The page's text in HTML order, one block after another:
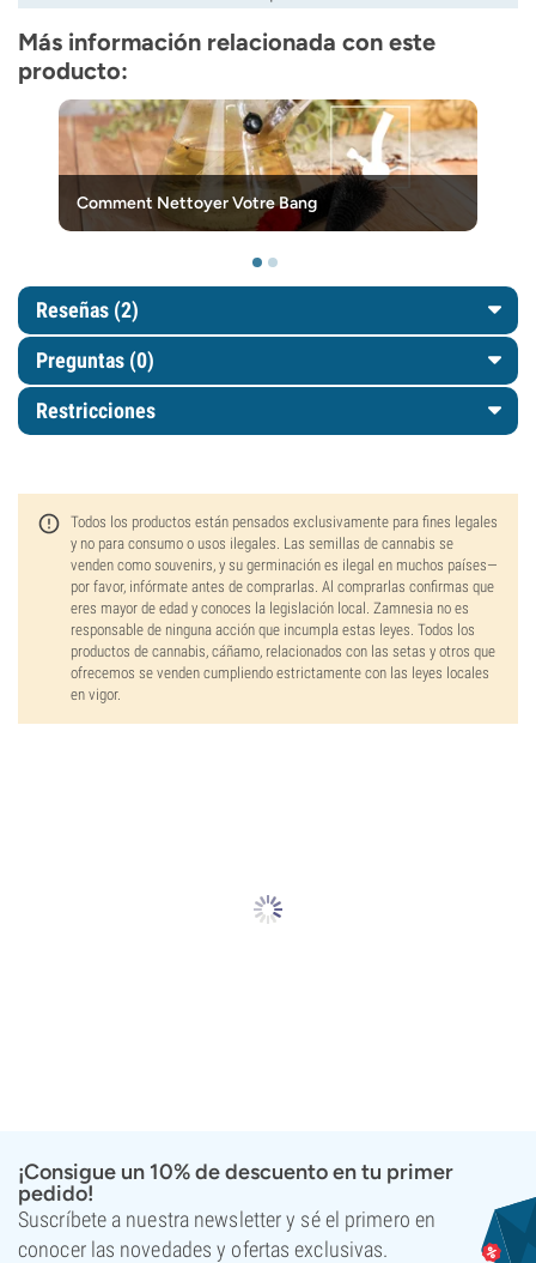
Más información relacionada con este
producto:
Comment Nettoyer Votre Bang
Reseñas (2)
Preguntas (0)
Restricciones
Todos los productos están pensados exclusivamente para fines legales
y no para consumo o usos ilegales. Las semillas de cannabis se
venden como souvenirs, y su germinación es ilegal en muchos países—
por favor, infórmate antes de comprarlas. Al comprarlas confirmas que
eres mayor de edad y conoces la legislación local. Zamnesia no es
responsable de ninguna acción que incumpla estas leyes. Todos los
productos de cannabis, cáñamo, relacionados con las setas y otros que
ofrecemos se venden cumpliendo estrictamente con las leyes locales
en vigor.
¡Consigue un 10% de descuento en tu primer
pedido!
Suscríbete a nuestra newsletter y sé el primero en
conocer las novedades y ofertas exclusivas.